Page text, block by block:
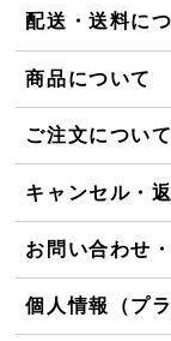
配送・送料に
商品について
ご注文について
キャンセル・
お問い合わせ
個人情報（プ